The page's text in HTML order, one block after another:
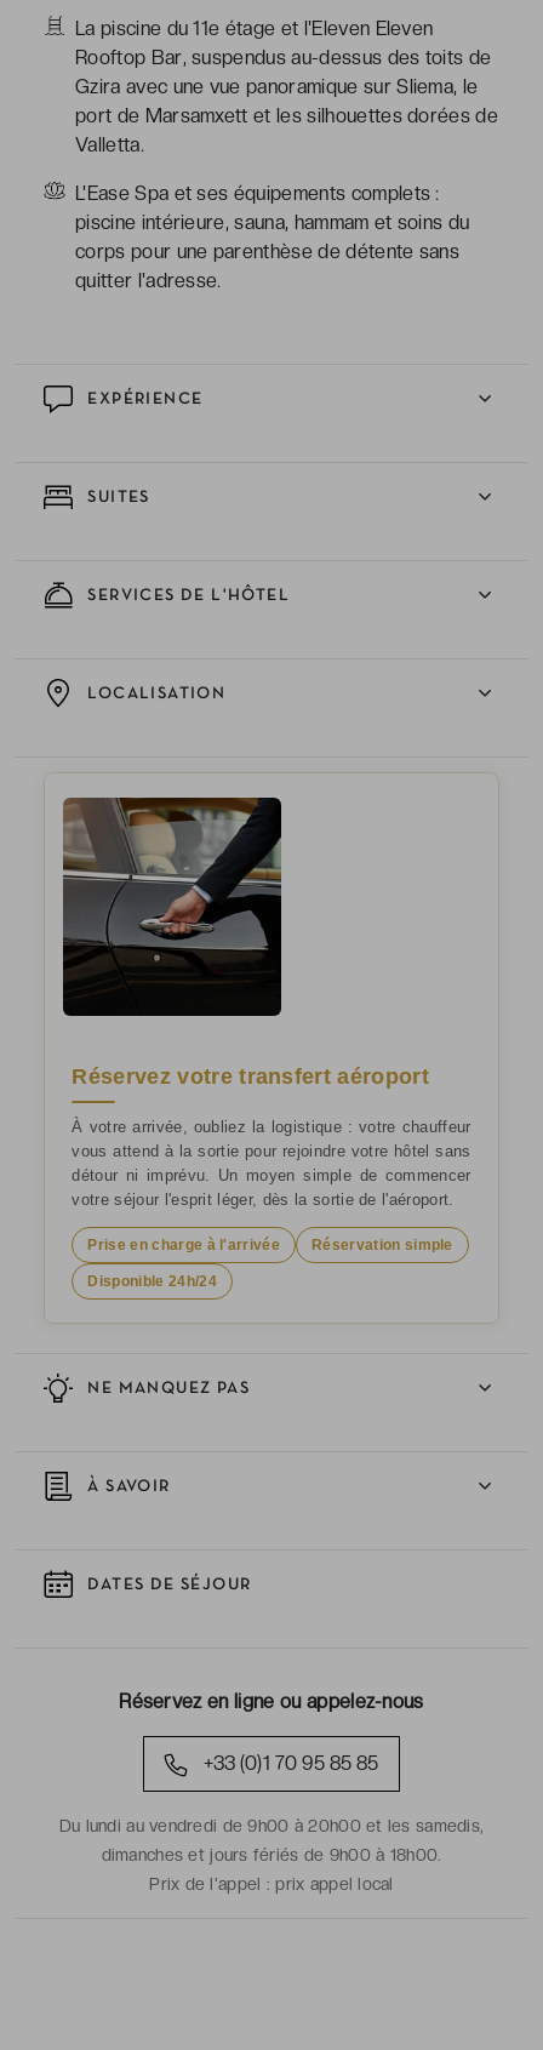
La piscine du 11e étage et l'Eleven Eleven
Rooftop Bar, suspendus au-dessus des toits de
Gzira avec une vue panoramique sur Sliema, le
port de Marsamxett et les silhouettes dorées de
Valletta.
L'Ease Spa et ses équipements complets :
piscine intérieure, sauna, hammam et soins du
corps pour une parenthèse de détente sans
quitter l'adresse.
EXPÉRIENCE
SUITES
SERVICES DE L'HÔTEL
NE MANQUEZ PAS
LOCALISATION
À SAVOIR
DATES DE SÉJOUR
Réservez en ligne ou appelez-nous
+33 (0)1 70 95 85 85
Du lundi au vendredi de 9h00 à 20h00 et les samedis,
dimanches et jours fériés de 9h00 à 18h00.
Prix de l'appel :prix appel local
Réservez votre transfert aéroport
À votre arrivée, oubliez la logistique : votre chauffeur
vous attend à la sortie pour rejoindre votre hôtel sans
détour ni imprévu. Un moyen simple de commencer
votre séjour l'esprit léger, dès la sortie de l'aéroport.
Prise en charge à l'arrivée Réservation simple
Disponible 24h/24